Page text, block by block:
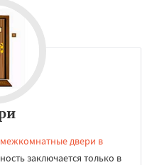
двери в
заключается только в